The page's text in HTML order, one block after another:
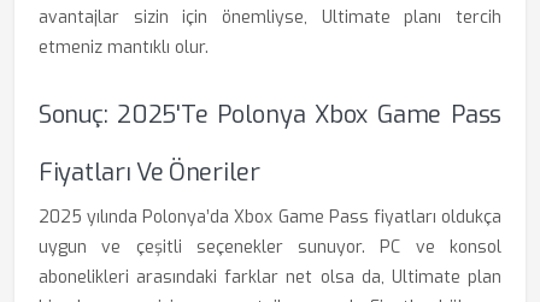
avantajlar sizin için önemliyse, Ultimate planı tercih
etmeniz mantıklı olur.
Sonuç: 2025'te Polonya Xbox Game Pass
Fiyatları Ve Öneriler
2025 yılında Polonya’da Xbox Game Pass fiyatları oldukça
uygun ve çeşitli seçenekler sunuyor. PC ve konsol
abonelikleri arasındaki farklar net olsa da, Ultimate plan